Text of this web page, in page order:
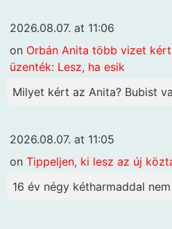
2026.08.07. at 11:06
on Orbán Anita több vizet
üzenték: Lesz, ha esik
Milyet kért az Anita? Bubist
2026.08.07. at 11:05
on Tippeljen, ki lesz az új
16 év négy kétharmaddal